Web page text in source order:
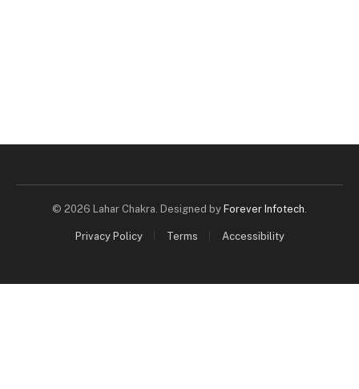
© 2026 Lahar Chakra. Designed by Forever Infotech
Privacy Policy Terms Accessibility